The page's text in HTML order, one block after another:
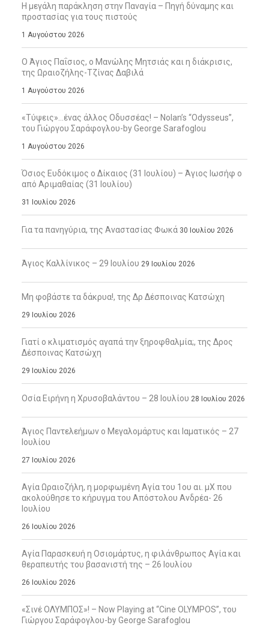
Η μεγάλη παράκληση στην Παναγία – Πηγή δύναμης και
προστασίας για τους πιστούς
1 Αυγούστου 2026
Ο Άγιος Παΐσιος, ο Μανώλης Μητσιάς και η διάκρισις,
της Ωραιοζήλης-Τζίνας Δαβιλά
1 Αυγούστου 2026
«Τύψεις»…ένας άλλος Οδυσσέας! – Nolan’s “Odysseus”,
του Γιώργου Σαράφογλου-by George Sarafoglou
1 Αυγούστου 2026
Όσιος Ευδόκιμος ο Δίκαιος (31 Ιουλίου) – Άγιος Ιωσήφ ο
από Αριμαθαίας (31 Ιουλίου)
31 Ιουλίου 2026
Για τα πανηγύρια, της Αναστασίας Φωκά 30 Ιουλίου 2026
Άγιος Καλλίνικος – 29 Ιουλίου 29 Ιουλίου 2026
Μη φοβάστε τα δάκρυα!, της Δρ Δέσποινας Κατσώχη
29 Ιουλίου 2026
Γιατί ο κλιματισμός αγαπά την ξηροφθαλμία;, της Δρος
Δέσποινας Κατσώχη
29 Ιουλίου 2026
Οσία Ειρήνη η Χρυσοβαλάντου – 28 Ιουλίου 28 Ιουλίου 2026
Άγιος Παντελεήμων ο Μεγαλομάρτυς και Ιαματικός – 27
Ιουλίου
27 Ιουλίου 2026
Αγία Ωραιοζήλη, η μορφωμένη Αγία του 1ου αι. μΧ που
ακολούθησε το κήρυγμα του Απόστολου Ανδρέα- 26
Ιουλίου
26 Ιουλίου 2026
Αγία Παρασκευή η Οσιομάρτυς, η φιλάνθρωπος Αγία και
θεραπευτής του βασανιστή της – 26 Ιουλίου
26 Ιουλίου 2026
«Σινέ ΟΛΥΜΠΟΣ»! – Now Playing at “Cine OLYMPOS”, του
Γιώργου Σαράφογλου-by George Sarafoglou